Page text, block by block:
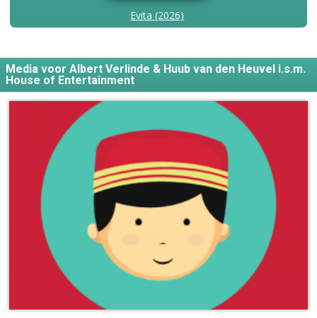
Evita (2026)
Media voor Albert Verlinde & Huub van den Heuvel i.s.m.
House of Entertainment